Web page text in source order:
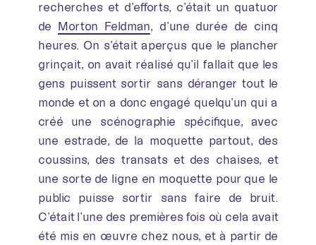
recherches et d’efforts, c’était un quatuor
de Morton Feldman, d’une durée de cinq
heures. On s’était aperçus que le plancher
grinçait, on avait réalisé qu’il fallait que les
gens puissent sortir sans déranger tout le
monde et on a donc engagé quelqu’un qui a
créé une scénographie spécifique, avec
une estrade, de la moquette partout, des
coussins, des transats et des chaises, et
une sorte de ligne en moquette pour que le
public puisse sortir sans faire de bruit.
C’était l’une des premières fois où cela avait
été mis en œuvre chez nous, et à partir de